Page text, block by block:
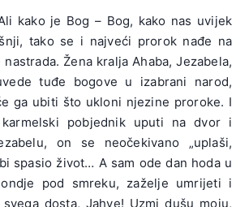
kako je Bog – Bog, kako nas uvijek
tako se i najveći prorok nađe na
Žena kralja Ahaba, Jezabela,
tuđe bogove u izabrani narod,
ga ubiti što ukloni njezine proroke. I
pobjednik uputi na dvor i
on se neočekivano „uplaši,
spasio život… A sam ode dan hoda u
pod smreku, zaželje umrijeti i
svega dosta, Jahve! Uzmi dušu moju,